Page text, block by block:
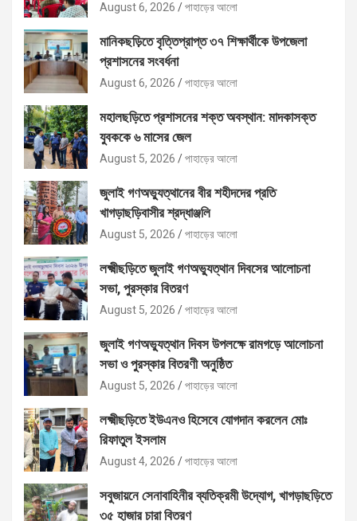
August 6, 2026 পাহাড়ের আলো
মানিকছড়িতে বৃত্তিপ্রাপ্ত ৩৭ শিক্ষার্থীকে উপজেলা
প্রশাসনের সংবর্ধনা
August 6, 2026 পাহাড়ের আলো
মহালছড়িতে প্রশাসনের শক্ত অবস্থান: মাদকাসক্ত
যুবককে ৬ মাসের জেল
August 5, 2026 পাহাড়ের আলো
জুলাই গণঅভ্যুত্থানের বীর শহীদদের প্রতি
খাগড়াছড়িবাসীর শ্রদ্ধাঞ্জলি
August 5, 2026 পাহাড়ের আলো
লক্ষ্মীছড়িতে জুলাই গণঅভ্যুত্থান দিবসের আলোচনা
সভা, পুরস্কার বিতরণ
August 5, 2026 পাহাড়ের আলো
জুলাই গণঅভ্যুত্থান দিবস উপলক্ষে রামগড়ে আলোচনা
সভা ও পুরস্কার বিতরণী অনুষ্ঠিত
August 5, 2026 পাহাড়ের আলো
লক্ষ্মীছড়িতে ইউএনও হিসেবে যোগদান করলেন মোঃ
রিফাতুল ইসলাম
August 4, 2026 পাহাড়ের আলো
সবুজায়নে সেনাবাহিনীর ব্যতিক্রমী উদ্যোগ, খাগড়াছড়িতে
৩৫ হাজার চারা বিতরণ